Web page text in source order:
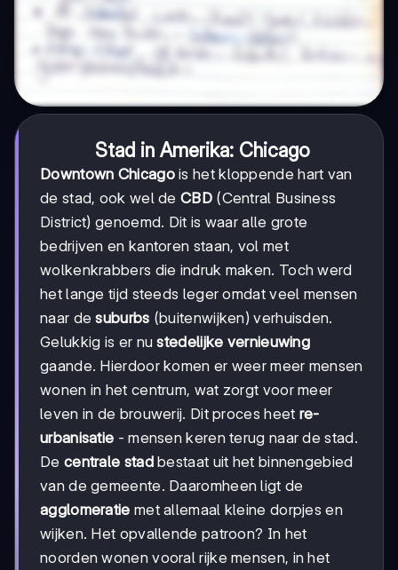
Stad in Amerika: Chicago
Downtown Chicagois het kloppende hart van
de stad, ook wel deCBD(Central Business
District) genoemd. Dit is waar alle grote
bedrijven en kantoren staan, vol met
wolkenkrabbers die indruk maken. Toch werd
het lange tijd steeds leger omdat veel mensen
naar desuburbs (buitenwijken) verhuisden.
Gelukkig is er nustedelijke vernieuwing
gaande. Hierdoor komen er weer meer mensen
wonen in het centrum, wat zorgt voor meer
leven in de brouwerij. Dit proces heet re-
urbanisatie - mensen keren terug naar de stad.
De centrale stadbestaat uit het binnengebied
van de gemeente. Daaromheen ligt de
agglomeratie met allemaal kleine dorpjes en
wijken. Het opvallende patroon? In het
noorden wonen vooral rijke mensen, in het